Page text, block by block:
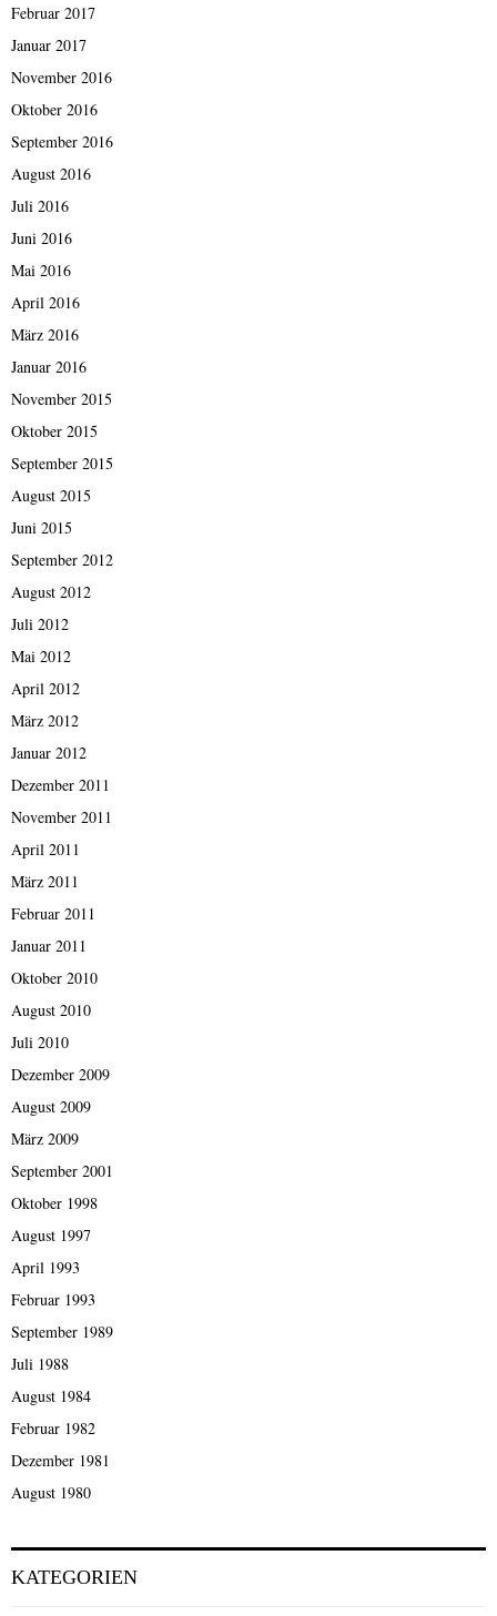
Februar 2017
Januar 2017
November 2016
Oktober 2016
September 2016
August 2016
Juli 2016
Juni 2016
Mai 2016
April 2016
März 2016
Januar 2016
November 2015
Oktober 2015
September 2015
August 2015
Juni 2015
September 2012
August 2012
Juli 2012
Mai 2012
April 2012
März 2012
Januar 2012
Dezember 2011
November 2011
April 2011
März 2011
Februar 2011
Januar 2011
Oktober 2010
August 2010
Juli 2010
Dezember 2009
August 2009
März 2009
September 2001
Oktober 1998
August 1997
April 1993
Februar 1993
September 1989
Juli 1988
August 1984
Februar 1982
Dezember 1981
August 1980
KATEGORIEN